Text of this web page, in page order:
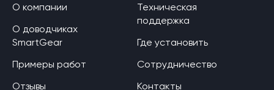
О компании
О доводчиках
SmartGear
Примеры работ
Отзывы
Техническая
поддержка
Где установить
Сотрудничество
Контакты